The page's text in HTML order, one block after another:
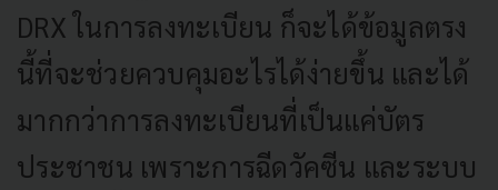
DRX ในการลงทะเบียน ก็จะได้ข้อมูลตรง
นี้ที่จะช่วยควบคุมอะไรได้ง่ายขึ้น และได้
มากกว่าการลงทะเบียนที่เป็นแค่บัตร
ประชาชน เพราะการฉีดวัคซีน และระบบ